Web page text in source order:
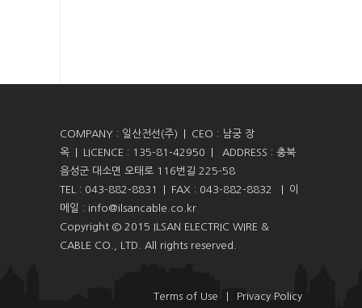
COMPANY : 일산전선(주)
CEO : 남궁 장
옥
LICENCE : 135-81-42950
ADDRESS : 충북
음성군 대소면 오태로 116번길 225-58
TEL : 043-882-8831
FAX : 043-882-8832
이
메일 : info@ilsancable.co.kr
Copyright © 2015 ILSAN ELECTRIC WIRE &
CABLE CO., LTD. All rights reserved.
Terms of Use Privacy Policy